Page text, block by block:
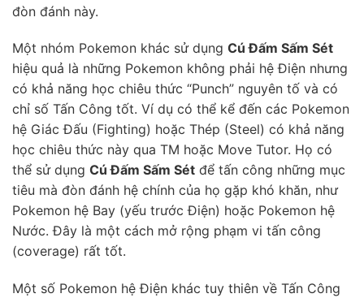
đòn đánh này.
Một nhóm Pokemon khác sử dụng Cú Đấm Sấm Sét
hiệu quả là những Pokemon không phải hệ Điện nhưng
có khả năng học chiêu thức “Punch” nguyên tố và có
chỉ số Tấn Công tốt. Ví dụ có thể kể đến các Pokemon
hệ Giác Đấu (Fighting) hoặc Thép (Steel) có khả năng
học chiêu thức này qua TM hoặc Move Tutor. Họ có
thể sử dụng Cú Đấm Sấm Sét để tấn công những mục
tiêu mà đòn đánh hệ chính của họ gặp khó khăn, như
Pokemon hệ Bay (yếu trước Điện) hoặc Pokemon hệ
Nước. Đây là một cách mở rộng phạm vi tấn công
(coverage) rất tốt.
Một số Pokemon hệ Điện khác tuy thiên về Tấn Công